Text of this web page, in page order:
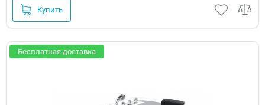
Купить
Бесплатная доставка